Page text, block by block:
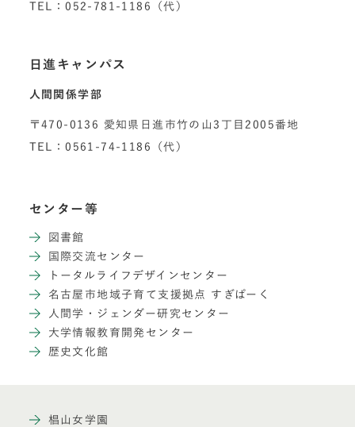
TEL：052-781-1186（代）
日進キャンパス
人間関係学部
〒470-0136 愛知県日進市竹の山3丁目2005番地
TEL：0561-74-1186（代）
センター等
図書館
国際交流センター
トータルライフデザインセンター
名古屋市地域子育て支援拠点 すぎぱーく
人間学・ジェンダー研究センター
大学情報教育開発センター
歴史文化館
椙山女学園